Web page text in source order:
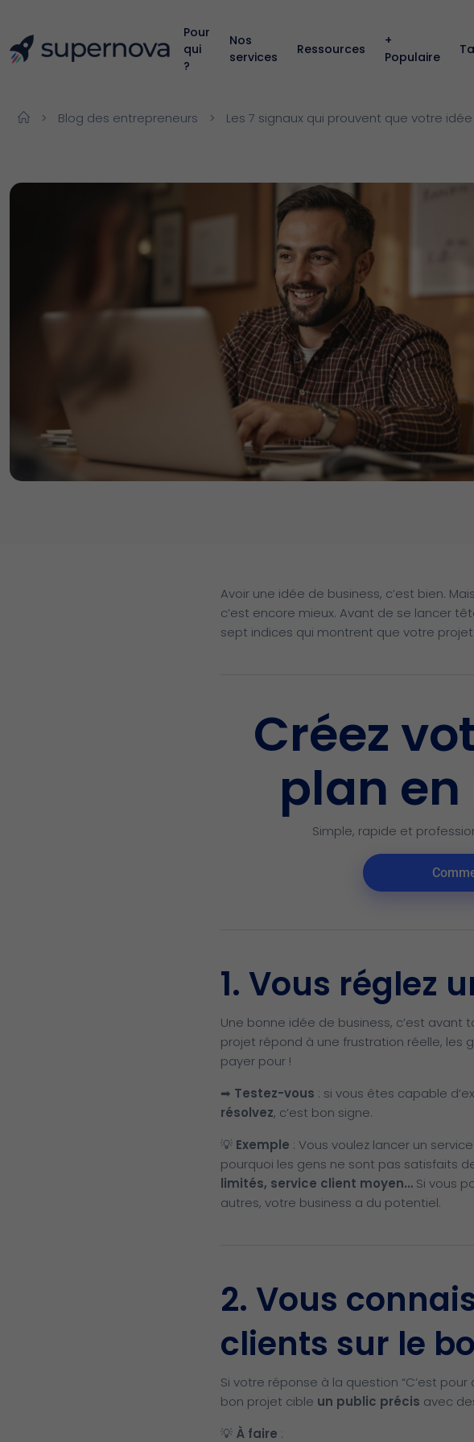
Pour
qui
?
Nos
services
Ressources
+
Populaire
> Blog des entrepreneurs > Les 7 signaux qui prouvent que votre
Avoir une idée de business, c’est bien.
c’est encore mieux. Avant de se lancer
sept indices qui montrent que votre
Créez
plan en
Simple, rapide et
1. Vous réglez
Une bonne idée de business, c’est avant
projet répond à une frustration réelle, les
payer pour !
➡ Testez-vous : si vous êtes capable
résolvez, c’est bon signe.
💡 Exemple : Vous voulez lancer un
pourquoi les gens ne sont pas satisfaits
limités, service client moyen… Si vous
autres, votre business a du potentiel.
2. Vous
clients sur le
Si votre réponse à la question “C’est pour
bon projet cible un public précis avec
💡 À faire :